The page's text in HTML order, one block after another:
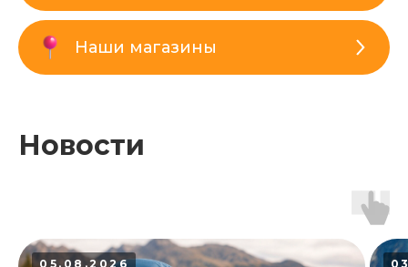
Наши магазины
Новости
05.08.2026